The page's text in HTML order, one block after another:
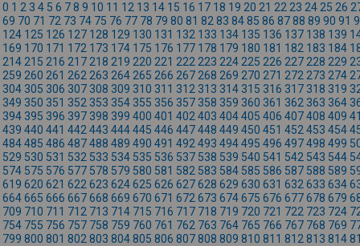
0 1 2 3 4 5 6 78 9 10 11 12 13 14 15 16 17 18 19 20 21 22 23 24 25 26
69 70 71 72 73 74 75 76 77 78 79 80 81 82 83 8485 86 8788 89 90 91
124 125 126 127 128 129 130 131 132 133 134 135 136 137 138 139
169 170 171 172 173 174 175 176 177 178 179 180 181 182 183 184
214 215 216 217 218 219 220 221 222 223 224 225 226 227 228 229
259 260 261 262 263 264 265 266 267 268 269 270 271 272 273 274
304 305 306 307 308 309 310 311 312 313 314 315 316 317 318 319
349 350 351 352 353 354 355 356 357 358 359 360 361 362 363 364
394 395 396 397 398 399 400 401 402 403 404405 406 407408 409
439 440 441 442 443 444445 446 447448 449 450 451 452 453 454
484485 486 487488 489 490 491 492 493 494495 496 497498 499
529 530 531 532 533 534 535 536 537 538 539 540 541 542 543 544
574 575 576 577 578 579 580 581 582 583 584 585 586 587 588 589
619 620 621 622 623 624625 626 627628 629 630 631 632 633 634
664665 666 667668 669 670 671 672 673 674675 676 677678 679
709 710 711 712 713 714 715 716 717 718 719 720 721 722 723 724
754 755 756 757 758 759 760 761 762 763 764 765 766 767 768 769
799 800 801 802 803 804805 806 807808 809 810 811 812 813 814